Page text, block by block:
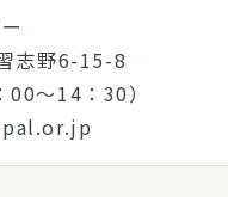
志野6-15-8
～14：30）